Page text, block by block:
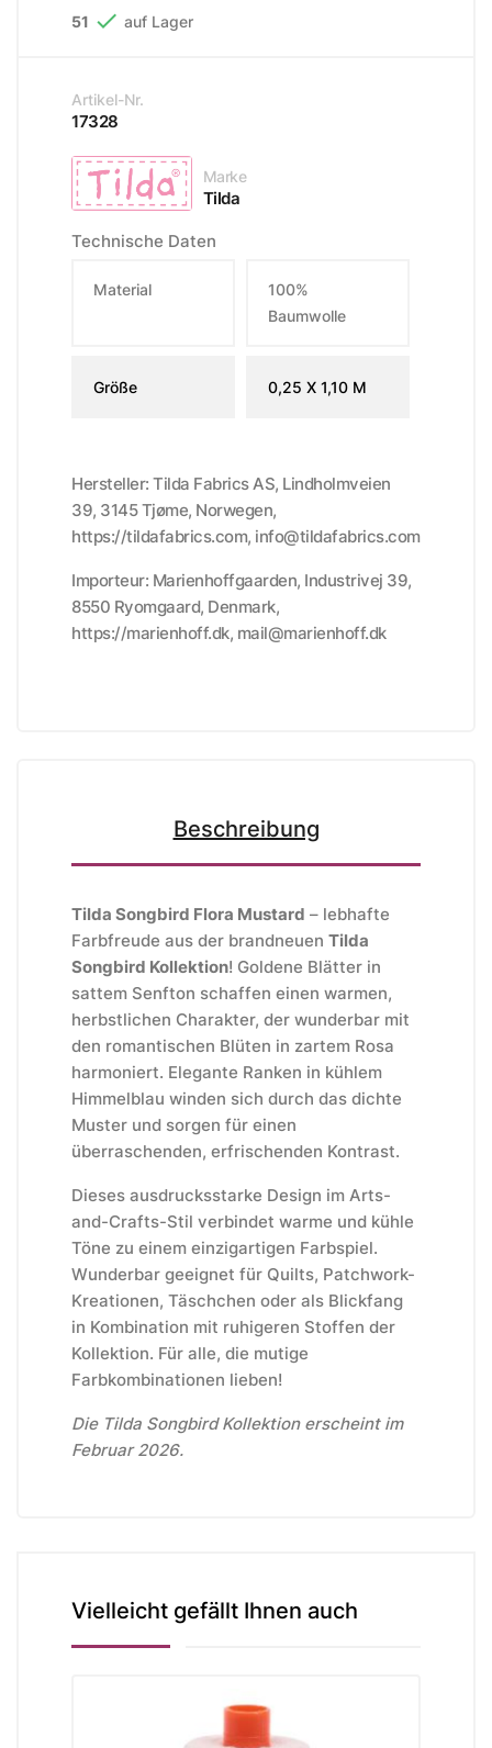
51  auf Lager
Artikel-Nr.
17328
Marke
Tilda
Technische Daten
Material
100%
Baumwolle
Größe 0,25 X 1,10 M
Hersteller: Tilda Fabrics AS, Lindholmveien
39, 3145 Tjøme, Norwegen,
https://tildafabrics.com, info@tildafabrics.com
Importeur: Marienhoffgaarden, Industrivej 39,
8550 Ryomgaard, Denmark,
https://marienhoff.dk, mail@marienhoff.dk
Beschreibung
Tilda Songbird Flora Mustard – lebhafte
Farbfreude aus der brandneuen Tilda
Songbird Kollektion! Goldene Blätter in
sattem Senfton schaffen einen warmen,
herbstlichen Charakter, der wunderbar mit
den romantischen Blüten in zartem Rosa
harmoniert. Elegante Ranken in kühlem
Himmelblau winden sich durch das dichte
Muster und sorgen für einen
überraschenden, erfrischenden Kontrast.
Dieses ausdrucksstarke Design im Arts-
and-Crafts-Stil verbindet warme und kühle
Töne zu einem einzigartigen Farbspiel.
Wunderbar geeignet für Quilts, Patchwork-
Kreationen, Täschchen oder als Blickfang
in Kombination mit ruhigeren Stoffen der
Kollektion. Für alle, die mutige
Farbkombinationen lieben!
Die Tilda Songbird Kollektion erscheint im
Februar 2026.
Vielleicht gefällt Ihnen auch